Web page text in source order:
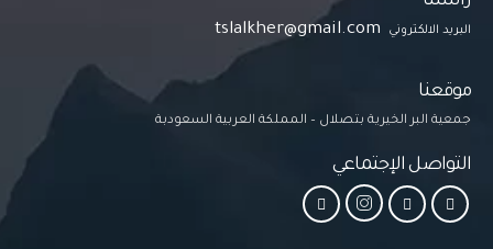
البريد الالكتروني
موقعنا
جمعية البر الخيرية بتصلال – المملكة العربية السعودبة
التواصل الإجتماعي